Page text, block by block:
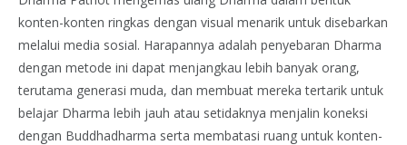
konten-konten ringkas dengan visual menarik untuk disebarkan
melalui media sosial. Harapannya adalah penyebaran Dharma
dengan metode ini dapat menjangkau lebih banyak orang,
terutama generasi muda, dan membuat mereka tertarik untuk
belajar Dharma lebih jauh atau setidaknya menjalin koneksi
dengan Buddhadharma serta membatasi ruang untuk konten-